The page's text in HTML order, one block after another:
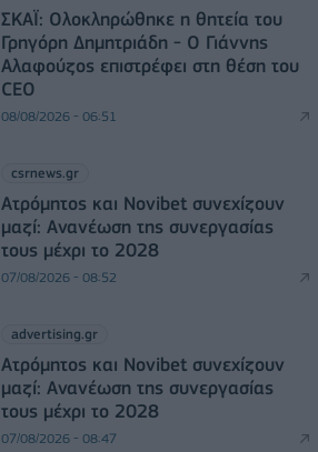
ΣΚΑΪ: Ολοκληρώθηκε η θητεία του
Γρηγόρη Δημητριάδη - Ο Γιάννης
Αλαφούζος επιστρέφει στη θέση του
CEO
08/08/2026 - 06:51
csrnews.gr
Ατρόμητος και Novibet συνεχίζουν
μαζί: Ανανέωση της συνεργασίας
τους μέχρι το 2028
07/08/2026 - 08:52
advertising.gr
Ατρόμητος και Novibet συνεχίζουν
μαζί: Ανανέωση της συνεργασίας
τους μέχρι το 2028
07/08/2026 - 08:47